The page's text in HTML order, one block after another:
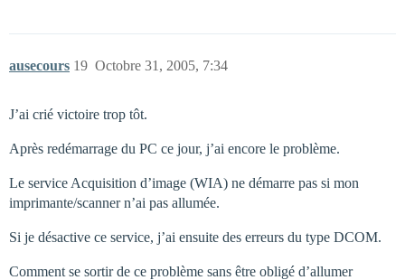
ausecours Octobre 31, 2005, 7:34
19
J’ai crié victoire trop tôt.
Après redémarrage du PC ce jour, j’ai encore le problème.
Le service Acquisition d’image (WIA) ne démarre pas si mon
imprimante/scanner n’ai pas allumée.
Si je désactive ce service, j’ai ensuite des erreurs du type DCOM.
Comment se sortir de ce problème sans être obligé d’allumer